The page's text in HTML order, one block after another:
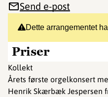
Dette arrangementet
Priser
Kollekt
Årets første orgelkonsert
Henrik Skærbæk Jespersen
Send e-post